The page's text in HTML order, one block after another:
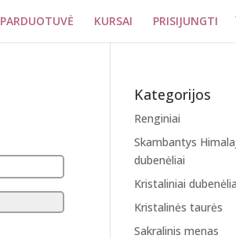
PARDUOTUVĖ KURSAI PRISIJUNGTI
Kategorijos
Renginiai
Skambantys
dubenėliai
Kristaliniai
Kristalinės taurės
Sakralinis menas